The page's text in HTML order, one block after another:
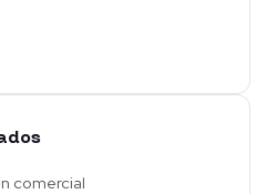
comercial